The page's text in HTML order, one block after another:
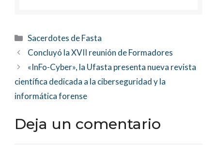
Categorías
Sacerdotes de Fasta
Concluyó la XVII reunión de Formadores
«InFo-Cyber», la Ufasta presenta nueva revista
científica dedicada a la ciberseguridad y la
informática forense
Deja un comentario